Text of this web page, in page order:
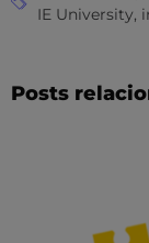
IE University,
Posts